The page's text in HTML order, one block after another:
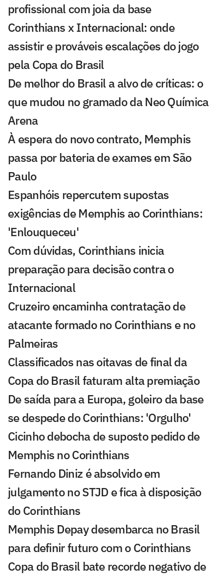
profissional com joia da base
Corinthians x Internacional: onde
assistir e prováveis escalações do jogo
pela Copa do Brasil
De melhor do Brasil a alvo de críticas: o
que mudou no gramado da Neo Química
Arena
À espera do novo contrato, Memphis
passa por bateria de exames em São
Paulo
Espanhóis repercutem supostas
exigências de Memphis ao Corinthians:
'Enlouqueceu'
Com dúvidas, Corinthians inicia
preparação para decisão contra o
Internacional
Cruzeiro encaminha contratação de
atacante formado no Corinthians e no
Palmeiras
Classificados nas oitavas de final da
Copa do Brasil faturam alta premiação
De saída para a Europa, goleiro da base
se despede do Corinthians: 'Orgulho'
Cicinho debocha de suposto pedido de
Memphis no Corinthians
Fernando Diniz é absolvido em
julgamento no STJD e fica à disposição
do Corinthians
Memphis Depay desembarca no Brasil
para definir futuro com o Corinthians
Copa do Brasil bate recorde negativo de